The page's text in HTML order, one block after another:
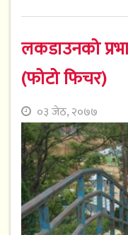
लकडाउनको
(फोटो फिचर)
०३ जेठ, २०७७